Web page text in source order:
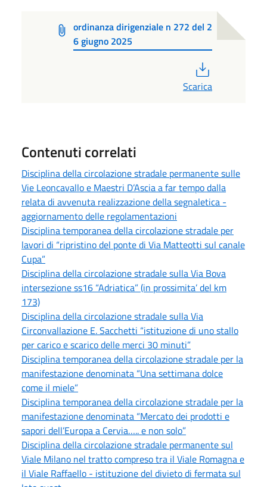
ordinanza dirigenziale n 272 del 2
6 giugno 2025
Scarica
Contenuti correlati
Disciplina della circolazione stradale permanente sulle
Vie Leoncavallo e Maestri D’Ascia a far tempo dalla
relata di avvenuta realizzazione della segnaletica -
aggiornamento delle regolamentazioni
Disciplina temporanea della circolazione stradale per
lavori di “ripristino del ponte di Via Matteotti sul canale
Cupa”
Disciplina della circolazione stradale sulla Via Bova
intersezione ss16 “Adriatica” (in prossimita’ del km
173)
Disciplina della circolazione stradale sulla Via
Circonvallazione E. Sacchetti “istituzione di uno stallo
per carico e scarico delle merci 30 minuti”
Disciplina temporanea della circolazione stradale per la
manifestazione denominata “Una settimana dolce
come il miele”
Disciplina temporanea della circolazione stradale per la
manifestazione denominata “Mercato dei prodotti e
sapori dell’Europa a Cervia….. e non solo”
Disciplina della circolazione stradale permanente sul
Viale Milano nel tratto compreso tra il Viale Romagna e
il Viale Raffaello - istituzione del divieto di fermata sul